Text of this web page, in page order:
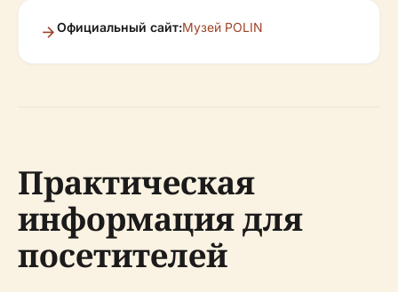
Официальный сайт:Музей POLIN
Практическая
информация для
посетителей